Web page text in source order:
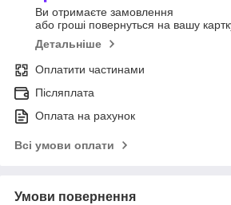
Ви отримаєте замовлення
або гроші повернуться на вашу
Детальніше
Оплатити частинами
Післяплата
Оплата на рахунок
Всі умови оплати
Умови повернення